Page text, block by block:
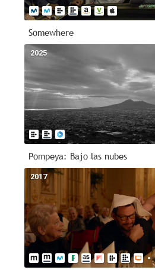
Somewhere
2025
Pompeya: Bajo las nubes
2017